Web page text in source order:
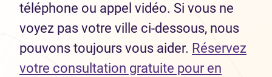
téléphone ou appel vidéo. Si vous ne
voyez pas votre ville ci-dessous, nous
pouvons toujours vous aider. Réservez
votre consultation gratuite pour en